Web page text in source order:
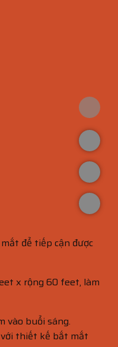
để tiếp cận được
x rộng 60 feet, làm
vào buổi sáng.
thiết kế bắt mắt